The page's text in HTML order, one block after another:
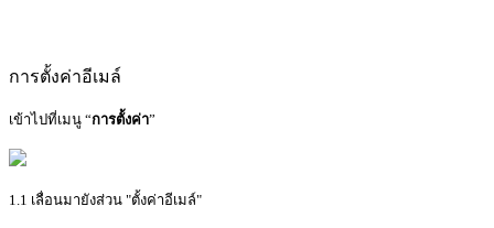
การตั้งค่าอีเมล์
เข้าไปที่เมนู “การตั้งค่า”
1.1 เลื่อนมายังส่วน "ตั้งค่าอีเมล์"